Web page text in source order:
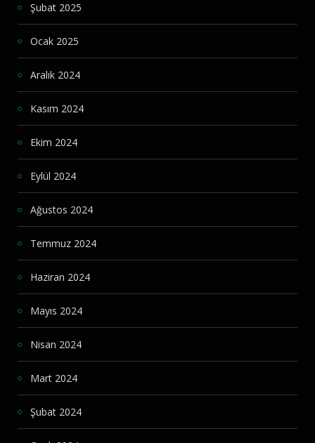
Şubat 2025
Ocak 2025
Aralık 2024
Kasım 2024
Ekim 2024
Eylül 2024
Ağustos 2024
Temmuz 2024
Haziran 2024
Mayıs 2024
Nisan 2024
Mart 2024
Şubat 2024